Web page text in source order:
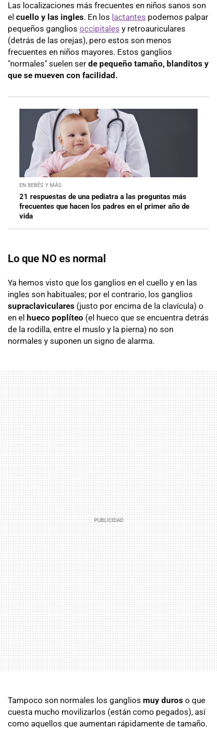
Las localizaciones más frecuentes en niños sanos son
el cuello y las ingles. En los lactantes podemos palpar
pequeños ganglios occipitales y retroauriculares
(detrás de las orejas), pero estos son menos
frecuentes en niños mayores. Estos ganglios
"normales" suelen ser de pequeño tamaño, blanditos y
que se mueven con facilidad.
EN BEBÉS Y MÁS
21 respuestas de una pediatra a las preguntas más
frecuentes que hacen los padres en el primer año de
vida
Lo que NO es normal
Ya hemos visto que los ganglios en el cuello y en las
ingles son habituales; por el contrario, los ganglios
supraclaviculares (justo por encima de la clavícula) o
en el hueco poplíteo (el hueco que se encuentra detrás
de la rodilla, entre el muslo y la pierna) no son
normales y suponen un signo de alarma.
Tampoco son normales los ganglios muy duros o que
cuesta mucho movilizarlos (están como pegados), así
como aquellos que aumentan rápidamente de tamaño.